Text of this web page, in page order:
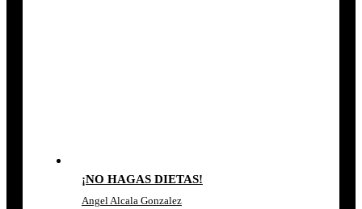
¡NO HAGAS DIETAS!
Angel Alcala Gonzalez